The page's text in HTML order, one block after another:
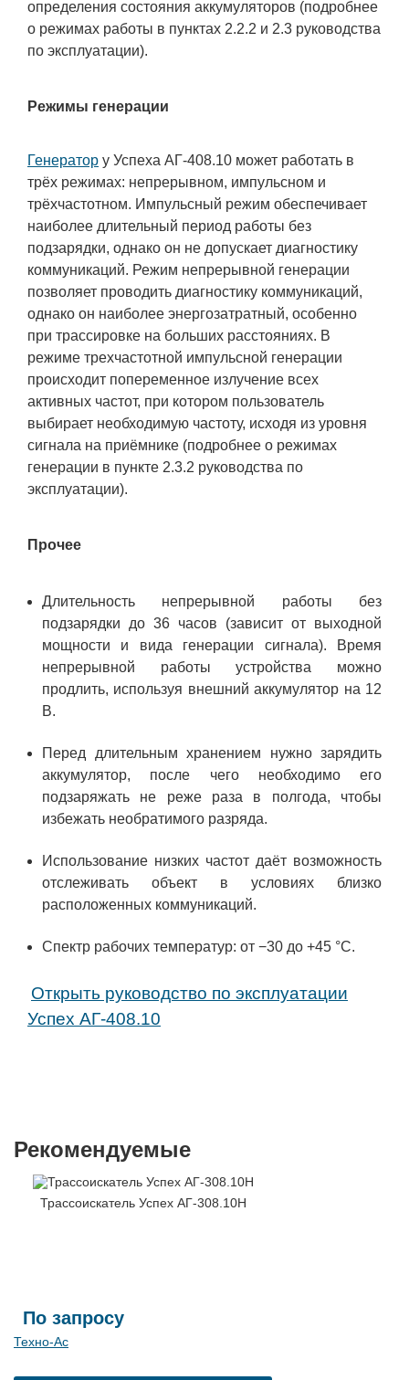
определения состояния аккумуляторов (подробнее
о режимах работы в пунктах 2.2.2 и 2.3 руководства
по эксплуатации).
Режимы генерации
Генератор у Успеха АГ-408.10 может работать в
трёх режимах: непрерывном, импульсном и
трёхчастотном. Импульсный режим обеспечивает
наиболее длительный период работы без
подзарядки, однако он не допускает диагностику
коммуникаций. Режим непрерывной генерации
позволяет проводить диагностику коммуникаций,
однако он наиболее энергозатратный, особенно
при трассировке на больших расстояниях. В
режиме трехчастотной импульсной генерации
происходит попеременное излучение всех
активных частот, при котором пользователь
выбирает необходимую частоту, исходя из уровня
сигнала на приёмнике (подробнее о режимах
генерации в пункте 2.3.2 руководства по
эксплуатации).
Прочее
Длительность непрерывной работы без
подзарядки до 36 часов (зависит от выходной
мощности и вида генерации сигнала). Время
непрерывной работы устройства можно
продлить, используя внешний аккумулятор на 12
В.
Перед длительным хранением нужно зарядить
аккумулятор, после чего необходимо его
подзаряжать не реже раза в полгода, чтобы
избежать необратимого разряда.
Использование низких частот даёт возможность
отслеживать объект в условиях близко
расположенных коммуникаций.
Спектр рабочих температур: от −30 до +45 °C.
Открыть руководство по эксплуатации
Успех АГ-408.10
Рекомендуемые
Трассоискатель Успех АГ-308.10Н
По запросу
Техно-Ас